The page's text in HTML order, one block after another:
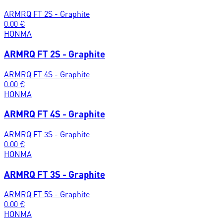
ARMRQ FT 2S - Graphite
0.00 €
HONMA
ARMRQ FT 2S - Graphite
ARMRQ FT 4S - Graphite
0.00 €
HONMA
ARMRQ FT 4S - Graphite
ARMRQ FT 3S - Graphite
0.00 €
HONMA
ARMRQ FT 3S - Graphite
ARMRQ FT 5S - Graphite
0.00 €
HONMA